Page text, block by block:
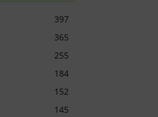
397
365
255
184
152
145